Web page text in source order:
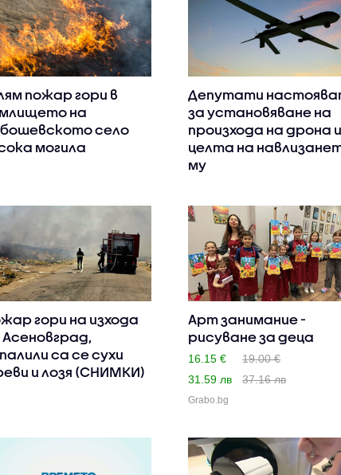
пожар гори в
на
село
могила
Депутати
за установяване на
произхода на дрона и
целта на
му
гори на изхода
Асеновград,
са се сухи
и лозя (СНИМКИ)
Арт занимание -
рисуване за деца
16.15 €
19.00 €
31.59 лв
37.16 лв
Grabo.bg